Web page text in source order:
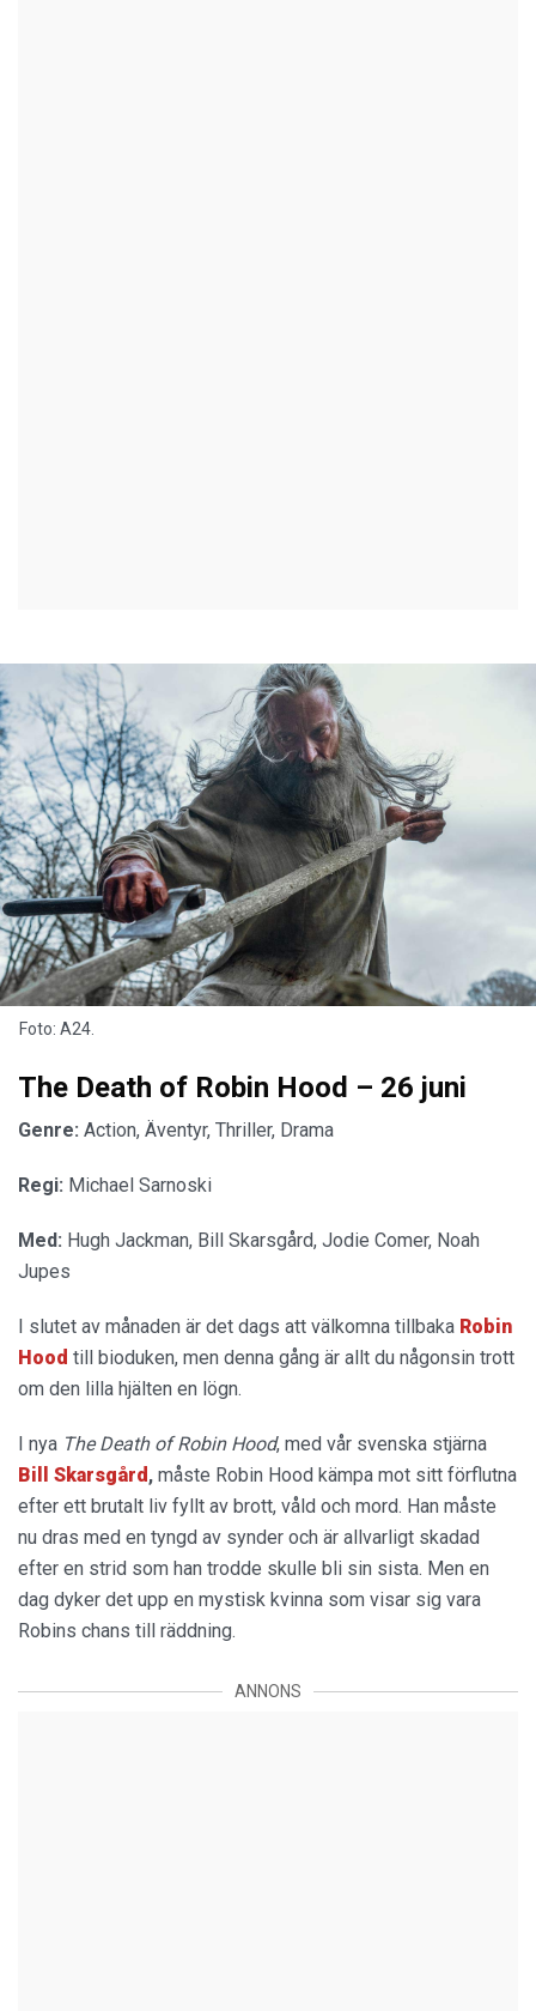
Foto: A24.
The Death of Robin Hood – 26 juni
Genre: Action, Äventyr, Thriller, Drama
Regi: Michael Sarnoski
Med: Hugh Jackman, Bill Skarsgård, Jodie Comer, Noah
Jupes
I slutet av månaden är det dags att välkomna tillbaka Robin
Hood till bioduken, men denna gång är allt du någonsin trott
om den lilla hjälten en lögn.
I nya The Death of Robin Hood, med vår svenska stjärna
Bill Skarsgård , måste Robin Hood kämpa mot sitt förflutna
efter ett brutalt liv fyllt av brott, våld och mord. Han måste
nu dras med en tyngd av synder och är allvarligt skadad
efter en strid som han trodde skulle bli sin sista. Men en
dag dyker det upp en mystisk kvinna som visar sig vara
Robins chans till räddning.
ANNONS